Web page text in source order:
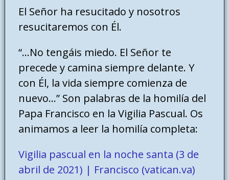
El Señor ha resucitado y nosotros
resucitaremos con Él.
“…No tengáis miedo. El Señor te
precede y camina siempre delante. Y
con Él, la vida siempre comienza de
nuevo…” Son palabras de la homilía del
Papa Francisco en la Vigilia Pascual. Os
animamos a leer la homilía completa:
Vigilia pascual en la noche santa (3 de
abril de 2021) | Francisco (vatican.va)